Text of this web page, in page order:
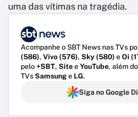
uma das vítimas na tragédia.
Acompanhe o SBT News nas TVs
(586), Vivo (576), Sky (580) eOi
pelo+SBT, SiteeYouTube, além
TVsSamsunge LG.
Siga no Google